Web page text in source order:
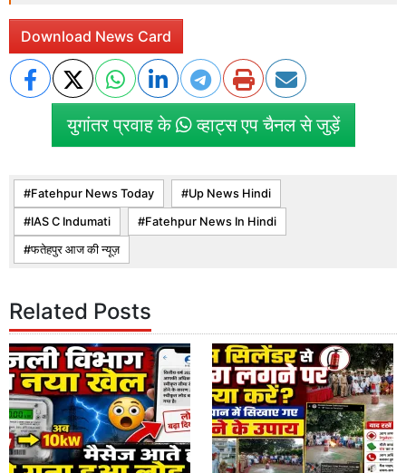
Download News Card
युगांतर प्रवाह के व्हाट्स एप चैनल से जुड़ें
Fatehpur News Today Up News Hindi
IAS C Indumati Fatehpur News In Hindi
फतेहपुर आज की न्यूज़
Related Posts